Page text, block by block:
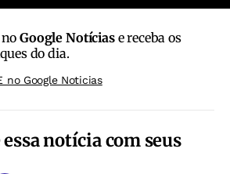
noGoogle Notíciase receba os
do dia.
no Google Noticias
notícia com seus